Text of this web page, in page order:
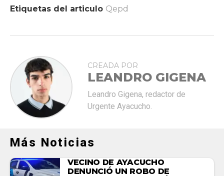
Etiquetas del articulo Qepd
CREADA POR
LEANDRO GIGENA
Leandro Gigena, redactor de
Urgente Ayacucho.
Más Noticias
VECINO DE AYACUCHO
DENUNCIÓ UN ROBO DE